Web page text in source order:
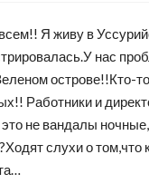
Я живу в
нас
острове!!Кто-
Работники и
не вандалы
слухи о том,что